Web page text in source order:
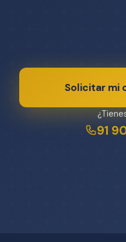
Solicitar mi
91